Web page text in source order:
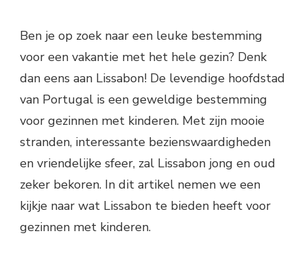
Ben je op zoek naar een leuke bestemming
voor een vakantie met het hele gezin? Denk
dan eens aan Lissabon! De levendige hoofdstad
van Portugal is een geweldige bestemming
voor gezinnen met kinderen. Met zijn mooie
stranden, interessante bezienswaardigheden
en vriendelijke sfeer, zal Lissabon jong en oud
zeker bekoren. In dit artikel nemen we een
kijkje naar wat Lissabon te bieden heeft voor
gezinnen met kinderen.